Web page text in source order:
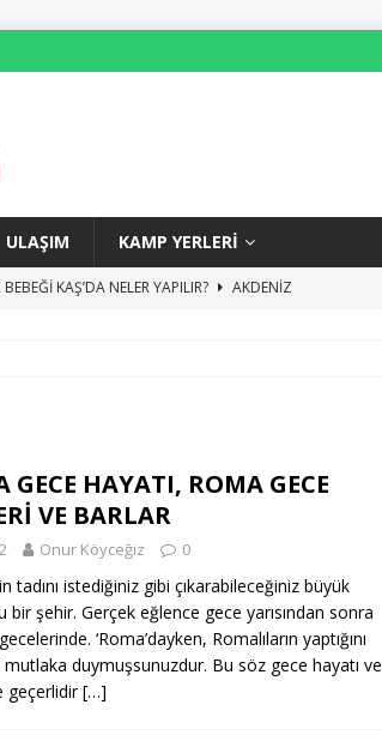
ULAŞIM KAMP YERLERI
KAŞ’DA NELER YAPILIR?
AKDENIZ
– ROMA YEME İÇME REHBERİ
KALINIR?
GECE HAYATI, ROMA GECE
VE BARLAR
Onur Köyceğiz 0
tadını istediğiniz gibi çıkarabileceğiniz büyük
bir şehir. Gerçek eğlence gece yarısından sonra
‘Roma’dayken, Romalıların yaptığını
mutlaka duymuşsunuzdur. Bu söz gece hayatı ve
geçerlidir[…]